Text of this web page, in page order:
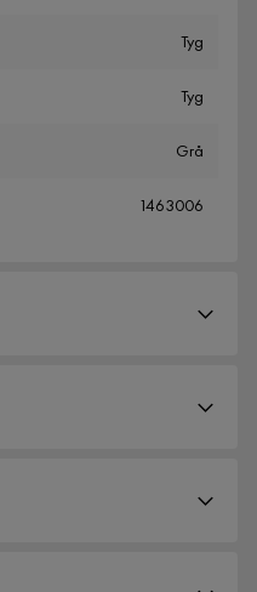
Tyg
Tyg
Grå
1463006